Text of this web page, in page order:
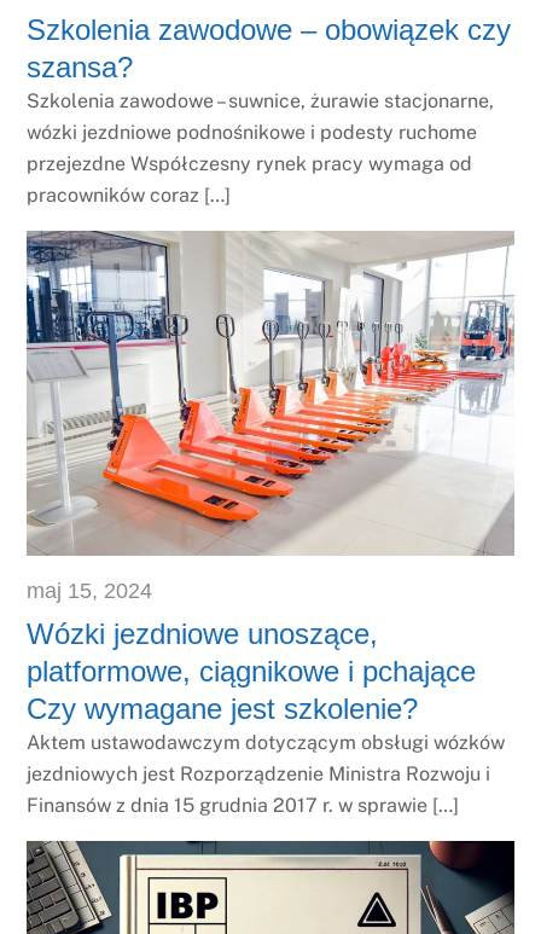
Szkolenia zawodowe – obowiązek czy
szansa?
Szkolenia zawodowe – suwnice, żurawie stacjonarne,
wózki jezdniowe podnośnikowe i podesty ruchome
przejezdne Współczesny rynek pracy wymaga od
pracowników coraz […]
maj 15, 2024
Wózki jezdniowe unoszące,
platformowe, ciągnikowe i pchające
Czy wymagane jest szkolenie?
Aktem ustawodawczym dotyczącym obsługi wózków
jezdniowych jest Rozporządzenie Ministra Rozwoju i
Finansów z dnia 15 grudnia 2017 r. w sprawie […]